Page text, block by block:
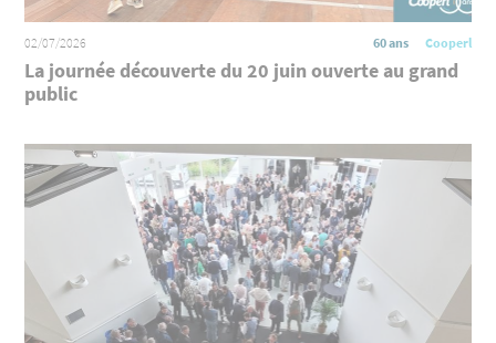
02/07/2026 60 ans Cooperl
La journée découverte du 20 juin ouverte au grand
public